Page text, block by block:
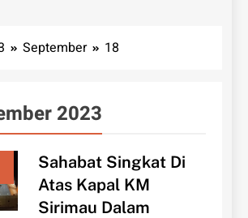
September 18
2023
Sahabat Singkat Di
Atas Kapal KM
Sirimau Dalam